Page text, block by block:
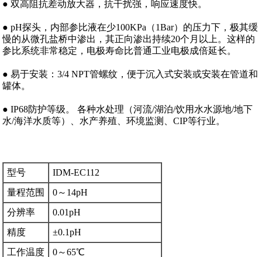
● 双高阻抗差动放大器，抗干扰强，响应速度快。
● pH探头，内部参比液在少100KPa（1Bar）的压力下，极其缓
慢的从微孔盐桥中渗出，其正向渗出持续20个月以上。这样的
参比系统非常稳定，电极寿命比普通工业电极成倍延长。
● 易于安装：3/4 NPT管螺纹，便于沉入式安装或安装在管道和
罐体。
● IP68防护等级。 各种水处理（河流/湖泊/饮用水水源地/地下
水/海洋水质等）、水产养殖、环境监测、CIP等行业。
型号
IDM-EC112
量程范围
0～14pH
分辨率
0.01pH
精度
±0.1pH
工作温度
0～65℃